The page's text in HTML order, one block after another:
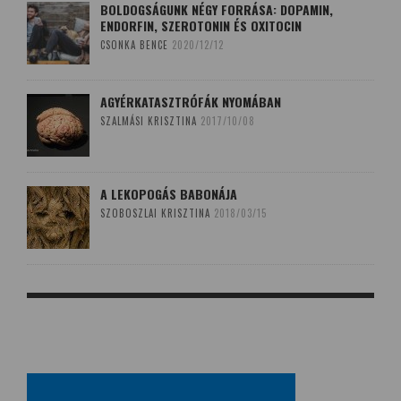
BOLDOGSÁGUNK NÉGY FORRÁSA: DOPAMIN,
ENDORFIN, SZEROTONIN ÉS OXITOCIN
CSONKA BENCE 2020/12/12
AGYÉRKATASZTRÓFÁK NYOMÁBAN
SZALMÁSI KRISZTINA 2017/10/08
A LEKOPOGÁS BABONÁJA
SZOBOSZLAI KRISZTINA 2018/03/15